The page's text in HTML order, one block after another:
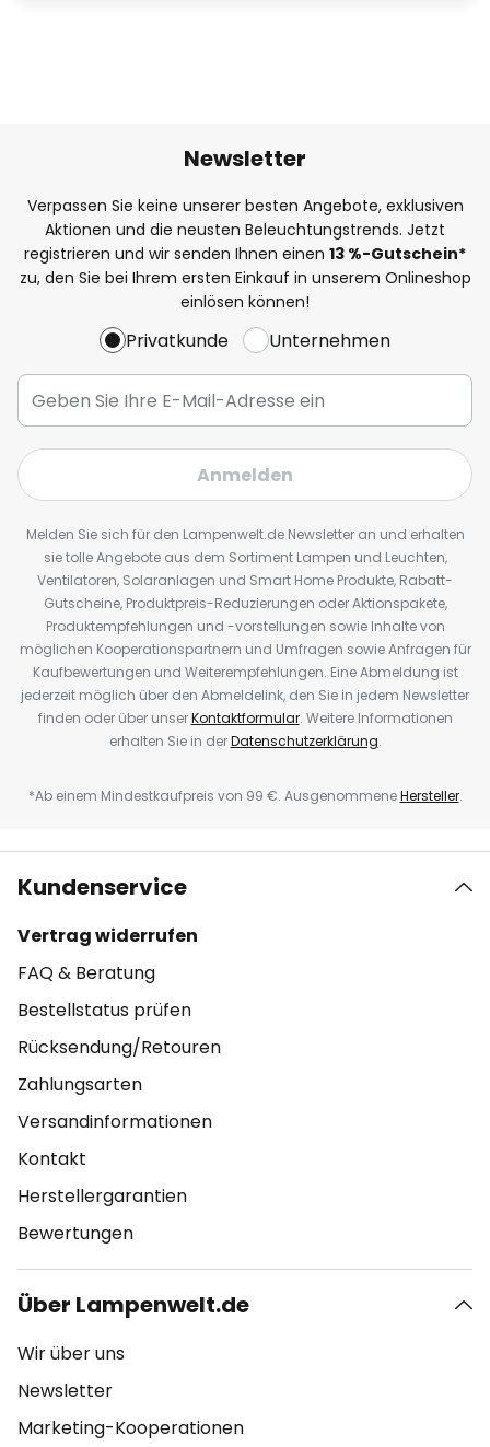
Newsletter
Verpassen Sie keine unserer besten Angebote, exklusiven
Aktionen und die neusten Beleuchtungstrends. Jetzt
registrieren und wir senden Ihnen einen 13 %-Gutschein*
zu, den Sie bei Ihrem ersten Einkauf in unserem Onlineshop
einlösen können!
Privatkunde Unternehmen
Anmelden
Melden Sie sich für den Lampenwelt.de Newsletter an und erhalten
sie tolle Angebote aus dem Sortiment Lampen und Leuchten,
Ventilatoren, Solaranlagen und Smart Home Produkte, Rabatt-
Gutscheine, Produktpreis-Reduzierungen oder Aktionspakete,
Produktempfehlungen und -vorstellungen sowie Inhalte von
möglichen Kooperationspartnern und Umfragen sowie Anfragen für
Kaufbewertungen und Weiterempfehlungen. Eine Abmeldung ist
jederzeit möglich über den Abmeldelink, den Sie in jedem Newsletter
finden oder über unserKontaktformular. Weitere Informationen
erhalten Sie in derDatenschutzerklärung.
*Ab einem Mindestkaufpreis von 99 €. AusgenommeneHersteller.
Kundenservice
Vertrag widerrufen
FAQ & Beratung
Bestellstatus prüfen
Rücksendung/Retouren
Zahlungsarten
Versandinformationen
Kontakt
Herstellergarantien
Bewertungen
Über Lampenwelt.de
Wir über uns
Newsletter
Marketing-Kooperationen